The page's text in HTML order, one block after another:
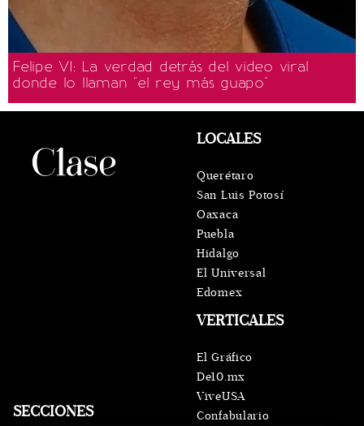
Felipe VI: La verdad detrás del video viral
donde lo llaman "el rey más guapo"
SECCIONES
VERTICALES
El Gráfico
De10.mx
ViveUSA
Confabulario
LOCALES
Querétaro
San Luis Potosí
Oaxaca
Puebla
Hidalgo
El Universal
Edomex